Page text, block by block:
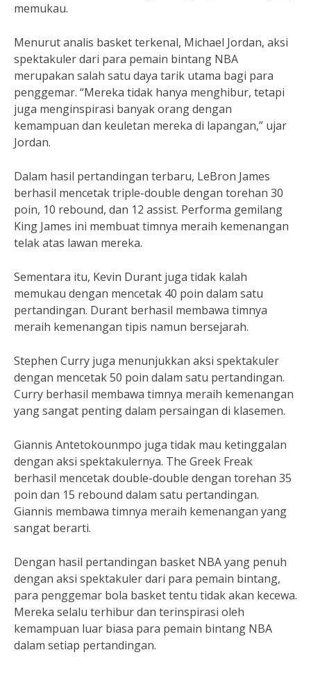
memukau.
Menurut analis basket terkenal, Michael Jordan, aksi
spektakuler dari para pemain bintang NBA
merupakan salah satu daya tarik utama bagi para
penggemar. “Mereka tidak hanya menghibur, tetapi
juga menginspirasi banyak orang dengan
kemampuan dan keuletan mereka di lapangan,” ujar
Jordan.
Dalam hasil pertandingan terbaru, LeBron James
berhasil mencetak triple-double dengan torehan 30
poin, 10 rebound, dan 12 assist. Performa gemilang
King James ini membuat timnya meraih kemenangan
telak atas lawan mereka.
Sementara itu, Kevin Durant juga tidak kalah
memukau dengan mencetak 40 poin dalam satu
pertandingan. Durant berhasil membawa timnya
meraih kemenangan tipis namun bersejarah.
Stephen Curry juga menunjukkan aksi spektakuler
dengan mencetak 50 poin dalam satu pertandingan.
Curry berhasil membawa timnya meraih kemenangan
yang sangat penting dalam persaingan di klasemen.
Giannis Antetokounmpo juga tidak mau ketinggalan
dengan aksi spektakulernya. The Greek Freak
berhasil mencetak double-double dengan torehan 35
poin dan 15 rebound dalam satu pertandingan.
Giannis membawa timnya meraih kemenangan yang
sangat berarti.
Dengan hasil pertandingan basket NBA yang penuh
dengan aksi spektakuler dari para pemain bintang,
para penggemar bola basket tentu tidak akan kecewa.
Mereka selalu terhibur dan terinspirasi oleh
kemampuan luar biasa para pemain bintang NBA
dalam setiap pertandingan.